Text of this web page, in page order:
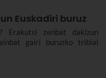
Euskadiri buruz
Erakutsi zenbat dakizun
gairi buruzko tribial